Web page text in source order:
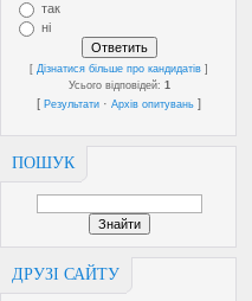
так
ні
[Дізнатися більше про кандидатів ]
Усього відповідей: 1
[Результати ·Архів опитувань ]
ПОШУК
ДРУЗІ САЙТУ